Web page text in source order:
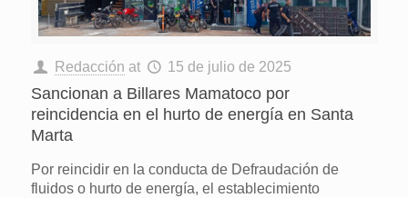
Redacción at 15 de julio de 2025
Sancionan a Billares Mamatoco por
reincidencia en el hurto de energía en Santa
Marta
Por reincidir en la conducta de Defraudación de
fluidos o hurto de energía, el establecimiento